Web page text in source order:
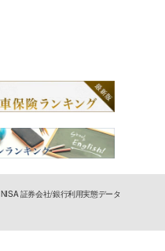
NISA 証券会社/銀行利用実態データ